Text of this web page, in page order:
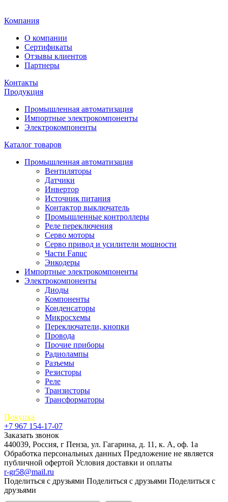
Компания
О компании
Сертификаты
Отзывы клиентов
Партнеры
Контакты
Продукция
Промышленная автоматизация
Импортные электрокомпоненты
Электрокомпоненты
Каталог товаров
Промышленная автоматизация
Вентиляторы
Датчики
Инвертор
Источник питания
Контактор выключатель
Промышленные контроллеры
Реле переключения
Серво моторы
Серво привод и усилители мощности
Части Fanuc
Энкодеры
Импортные электрокомпоненты
Электрокомпоненты
Диоды
Компоненты
Конденсаторы
Микросхемы
Переключатели, кнопки
Провода
Прочие приборы
Радиолампы
Разъемы
Резисторы
Реле
Транзисторы
Трансформаторы
Покупка
+7 967 154-17-07
Заказать звонок
440039, Россия, г Пенза, ул. Гагарина, д. 11, к. А, оф. 1а
Обработка персональных данных Предложение не является
публичной офертой Условия доставки и оплаты
r-gr58@mail.ru
Поделиться с друзьями Поделиться с друзьями Поделиться с
друзьями